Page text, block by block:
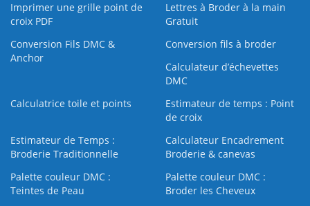
Imprimer une grille point de
croix PDF
Lettres à Broder à la main
Gratuit
Conversion Fils DMC &
Anchor
Conversion fils à broder
Calculateur d’échevettes
DMC
Calculatrice toile et points
Estimateur de temps : Point
de croix
Estimateur de Temps :
Broderie Traditionnelle
Calculateur Encadrement
Broderie & canevas
Palette couleur DMC :
Teintes de Peau
Palette couleur DMC :
Broder les Cheveux